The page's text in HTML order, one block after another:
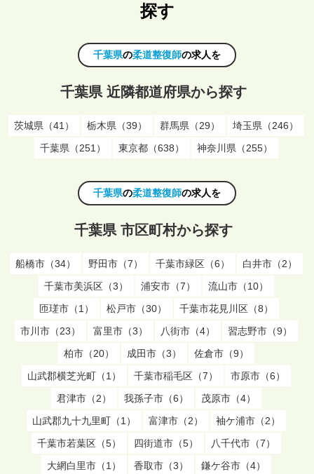
探す
千葉県の柔道整復師の求人を
千葉県 近隣都道府県から探す
茨城県（41） 栃木県（39） 群馬県（29）
埼玉県（246）
千葉県（251）
東京都（638） 神奈川県（255）
千葉県の柔道整復師の求人を
千葉県 市区町村から探す
船橋市（34） 野田市（7） 千葉市緑区（6）
白井市（2）
千葉市美浜区（3）
浦安市（7）
流山市（10）
匝瑳市（1）
松戸市（30）
千葉市花見川区（8）
市川市（23）
富里市（3） 八街市（4）
習志野市（9）
柏市（20）
成田市（3）
佐倉市（9）
山武郡横芝光町（1）
千葉市稲毛区（7）
市原市（6）
君津市（2）
我孫子市（6）
茂原市（4）
山武郡九十九里町（1）
富津市（2）
袖ケ浦市（2）
千葉市若葉区（5）
四街道市（5）
八千代市（7）
大網白里市（1）
香取市（3）
鎌ケ谷市（4）